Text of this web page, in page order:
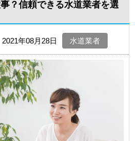
？信頼できる水道業者を選
2021年08月28日 水道業者